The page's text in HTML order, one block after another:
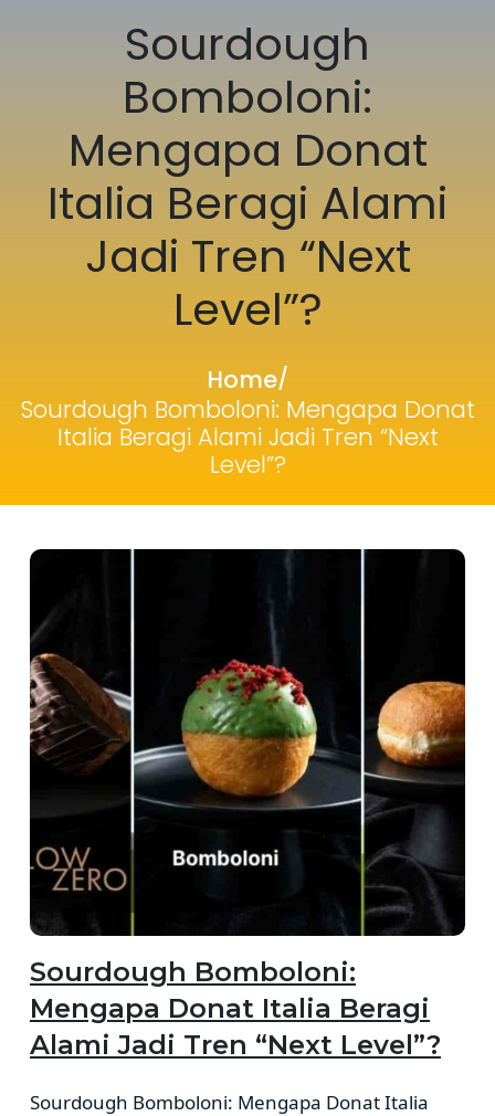
Sourdough
Bomboloni:
Mengapa Donat
Italia Beragi Alami
Jadi Tren “Next
Level”?
Home/
Sourdough Bomboloni: Mengapa Donat
Italia Beragi Alami Jadi Tren “Next
Level”?
Sourdough Bomboloni:
Mengapa Donat Italia Beragi
Alami Jadi Tren “Next Level”?
Sourdough Bomboloni: Mengapa Donat Italia